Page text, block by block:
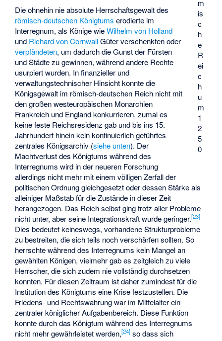
m
is
c
h
e
R
ei
c
h
u
m
1
2
5
0
Die ohnehin nie absolute Herrschaftsgewalt des
römisch-deutschen Königtums erodierte im
Interregnum, als Könige wieWilhelm von Holland
und Richard von CornwallGüter verschenkten oder
verpfändeten, um dadurch die Gunst der Fürsten
und Städte zu gewinnen, während andere Rechte
usurpiert wurden. In finanzieller und
verwaltungstechnischer Hinsicht konnte die
Königsgewalt im römisch-deutschen Reich nicht mit
den großen westeuropäischen Monarchien
Frankreich und England konkurrieren, zumal es
keine feste Reichsresidenz gab und bis ins 15.
Jahrhundert hinein kein kontinuierlich geführtes
zentrales Königsarchiv (siehe unten). Der
Machtverlust des Königtums während des
Interregnums wird in der neueren Forschung
allerdings nicht mehr mit einem völligen Zerfall der
politischen Ordnung gleichgesetzt oder dessen Stärke als
alleiniger Maßstab für die Zustände in dieser Zeit
herangezogen. Das Reich selbst ging trotz aller Probleme
nicht unter, aber seine Integrationskraft wurde geringer.[23]
Dies bedeutet keineswegs, vorhandene Strukturprobleme
zu bestreiten, die sich teils noch verschärfen sollten. So
herrschte während des Interregnums kein Mangel an
gewählten Königen, vielmehr gab es zeitgleich zu viele
Herrscher, die sich zudem nie vollständig durchsetzen
konnten. Für diesen Zeitraum ist daher zumindest für die
Institution des Königtums eine Krise festzustellen. Die
Friedens- und Rechtswahrung war im Mittelalter ein
zentraler königlicher Aufgabenbereich. Diese Funktion
konnte durch das Königtum während des Interregnums
nicht mehr gewährleistet werden,[24] so dass sich